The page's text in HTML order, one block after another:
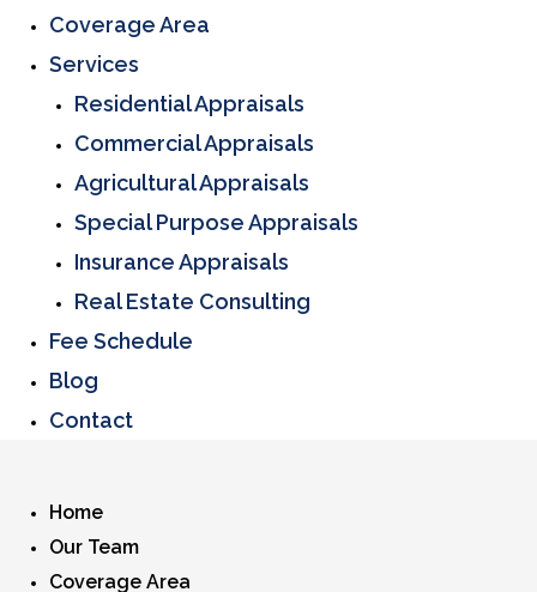
Coverage Area
Services
Residential Appraisals
Commercial Appraisals
Agricultural Appraisals
Special Purpose Appraisals
Insurance Appraisals
Real Estate Consulting
Fee Schedule
Blog
Contact
Home
Our Team
Coverage Area